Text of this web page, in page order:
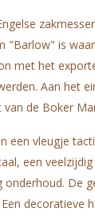
"Barlow" is
met het
Aan het
de Boker
een vleugje
een
De
decoratieve